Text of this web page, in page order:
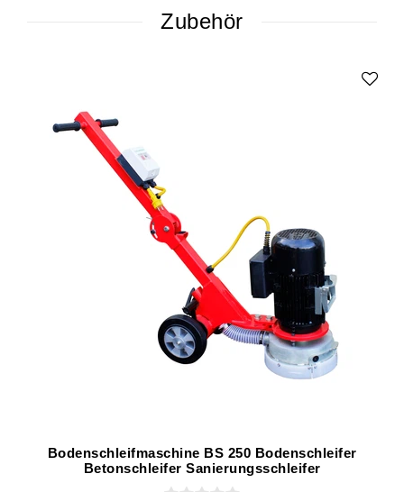
Zubehör
Bodenschleifmaschine BS 250 Bodenschleifer
Betonschleifer Sanierungsschleifer